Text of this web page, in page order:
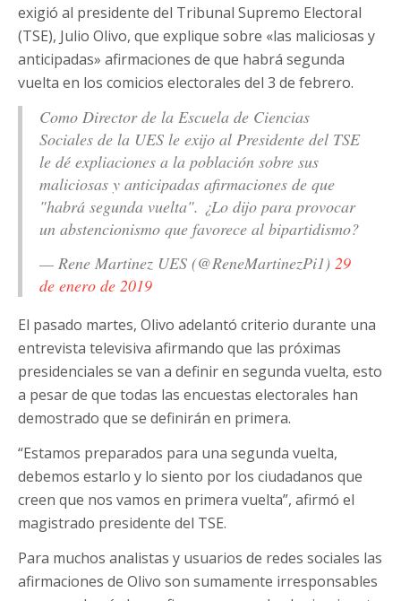
exigió al presidente del Tribunal Supremo Electoral
(TSE), Julio Olivo, que explique sobre «las maliciosas y
anticipadas» afirmaciones de que habrá segunda
vuelta en los comicios electorales del 3 de febrero.
Como Director de la Escuela de Ciencias
Sociales de la UES le exijo al Presidente del TSE
le dé expliaciones a la población sobre sus
maliciosas y anticipadas afirmaciones de que
"habrá segunda vuelta". ¿Lo dijo para provocar
un abstencionismo que favorece al bipartidismo?
— Rene Martinez UES (@ReneMartinezPi1) 29
de enero de 2019
El pasado martes, Olivo adelantó criterio durante una
entrevista televisiva afirmando que las próximas
presidenciales se van a definir en segunda vuelta, esto
a pesar de que todas las encuestas electorales han
demostrado que se definirán en primera.
“Estamos preparados para una segunda vuelta,
debemos estarlo y lo siento por los ciudadanos que
creen que nos vamos en primera vuelta”, afirmó el
magistrado presidente del TSE.
Para muchos analistas y usuarios de redes sociales las
afirmaciones de Olivo son sumamente irresponsables